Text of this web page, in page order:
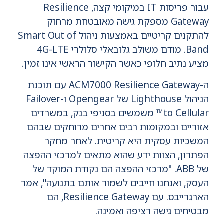
עבור פריסות IT במיקומי קצה, Resilience
Gateway מספקת גישה מאובטחת מרחוק
להתקנים קריטיים באמצעות ניהול Smart Out of
Band. מודם משולב גלובאלי סלולרי 4G-LTE
מציע נתיב חלופי כאשר הקישור הראשי אינו זמין.
ה-ACM7000 Resilience Gateway עם תוכנת
הניהול Lighthouse של Opengear ו-Failover
to Cellular™ משמשים בסניפי בנק, במשרדים
אזוריים ובמקומות רבים אחרים מרוחקים שבהם
המשכיות עסקית היא קריטית. לאחר מחקר
הפתרון, הצוות ידע שהוא מתאים למרכזי ההפצה
של ABB. "מרכזי ההפצה הם נקודת המוקד של
העסק, ואנחנו חייבים לשמור אותם בתנועה", אמר
הארגרייבס. עם Resilience Gateway, הם
מבטיחים גישה רציפה ואמינה.